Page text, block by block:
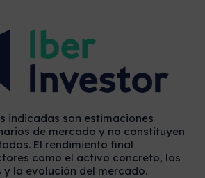
indicadas son estimaciones
de mercado y no constituyen
El rendimiento final
como el activo concreto, los
la evolución del mercado.